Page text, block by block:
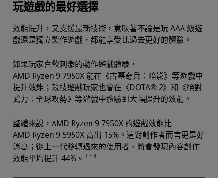
玩遊戲的最好選擇
效能提升，又支援最新技術，意味著不論是玩 AAA 級遊
戲還是獨立製作遊戲，都能享受比過去更好的體驗。
如果玩家喜歡刺激的動作遊戲體驗，
AMD Ryzen 9 7950X 能在《古墓奇兵：暗影》等遊戲中
提升效能；競技遊戲玩家也會在《DOTA® 2》和《絕對
武力：全球攻勢》等遊戲中體驗到大幅提升的效能。
整體來說，AMD Ryzen 9 7950X 的遊戲效能比
AMD Ryzen 9 5950X 高出 15%。這對創作者而言更是好
消息；從上一代移轉過來的使用者，將會發現內容創作
效能平均提升 44%。 3、4